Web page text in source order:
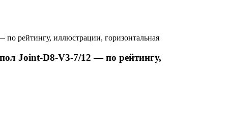
рейтингу, иллюстрации, горизонтальная
Joint-D8-V3-7/12 — по рейтингу,